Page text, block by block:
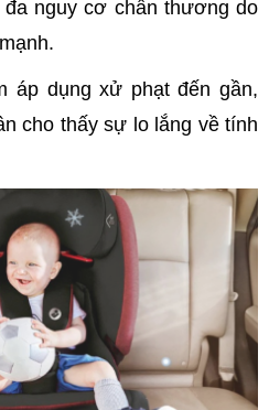
nguy cơ chấn thương do
áp dụng xử phạt đến gần,
cho thấy sự lo lắng về tính